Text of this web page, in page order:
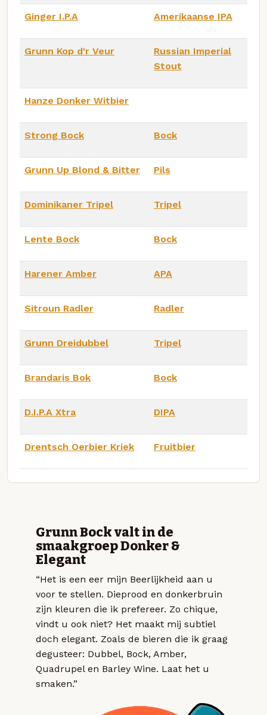
Ginger I.P.A Amerikaanse IPA
Grunn Kop d'r Veur
Russian Imperial
Stout
Hanze Donker Witbier
Strong Bock Bock
Grunn Up Blond & Bitter Pils
Dominikaner Tripel Tripel
Lente Bock Bock
Harener Amber APA
Sitroun Radler Radler
Grunn Dreidubbel Tripel
Brandaris Bok Bock
D.I.P.A Xtra DIPA
Drentsch Oerbier Kriek Fruitbier
Grunn Bock valt in de
smaakgroep Donker &
Elegant
“Het is een eer mijn Beerlijkheid aan u
voor te stellen. Dieprood en donkerbruin
zijn kleuren die ik prefereer. Zo chique,
vindt u ook niet? Het maakt mij subtiel
doch elegant. Zoals de bieren die ik graag
degusteer: Dubbel, Bock, Amber,
Quadrupel en Barley Wine. Laat het u
smaken.”